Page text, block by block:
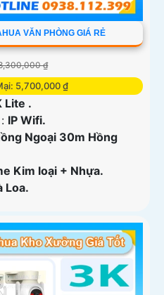
VĂN PHÒNG GIÁ RẺ
₫
5,700,000 ₫
Lite .
IP Wifi.
Ngoại 30m Hồng
Kim loại + Nhựa.
Loa.